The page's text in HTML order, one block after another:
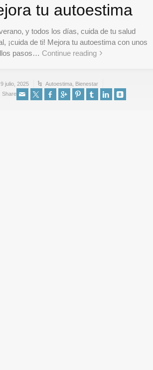
tu autoestima
y todos los días, cuida de tu salud
¡cuida de ti! Mejora tu autoestima con unos
pasos… Continue reading
9 julio, 2025 Autoestima, Bienestar
Share